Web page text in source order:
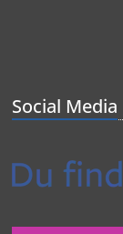
Social Media